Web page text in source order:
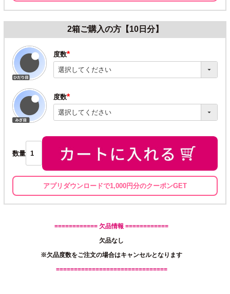
2箱ご購入の方【10日分】
度数
(必
須)
度数
(必
須)
数量
アプリダウンロードで1,000円分のクーポンGET
============ 欠品情報 ============
欠品なし
※欠品度数をご注文の場合はキャンセルとなります
===============================